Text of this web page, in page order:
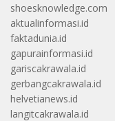
shoesknowledge.com
aktualinformasi.id
faktadunia.id
gapurainformasi.id
gariscakrawala.id
gerbangcakrawala.id
helvetianews.id
langitcakrawala.id